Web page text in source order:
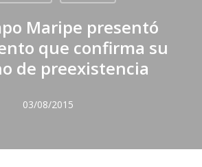
Maripe presentó
que confirma su
de preexistencia
03/08/2015